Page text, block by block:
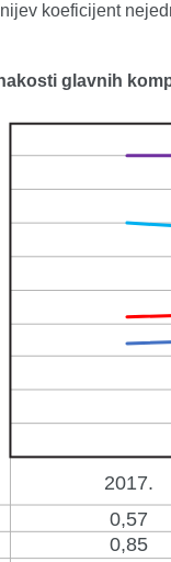
koeficijent
glavnih